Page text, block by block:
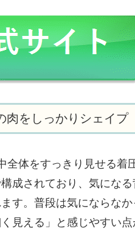
肉をしっかりシェイプ
全体をすっきり見せる着
成されており、気にな
す。普段は気にならなか
見える」と感じやすい